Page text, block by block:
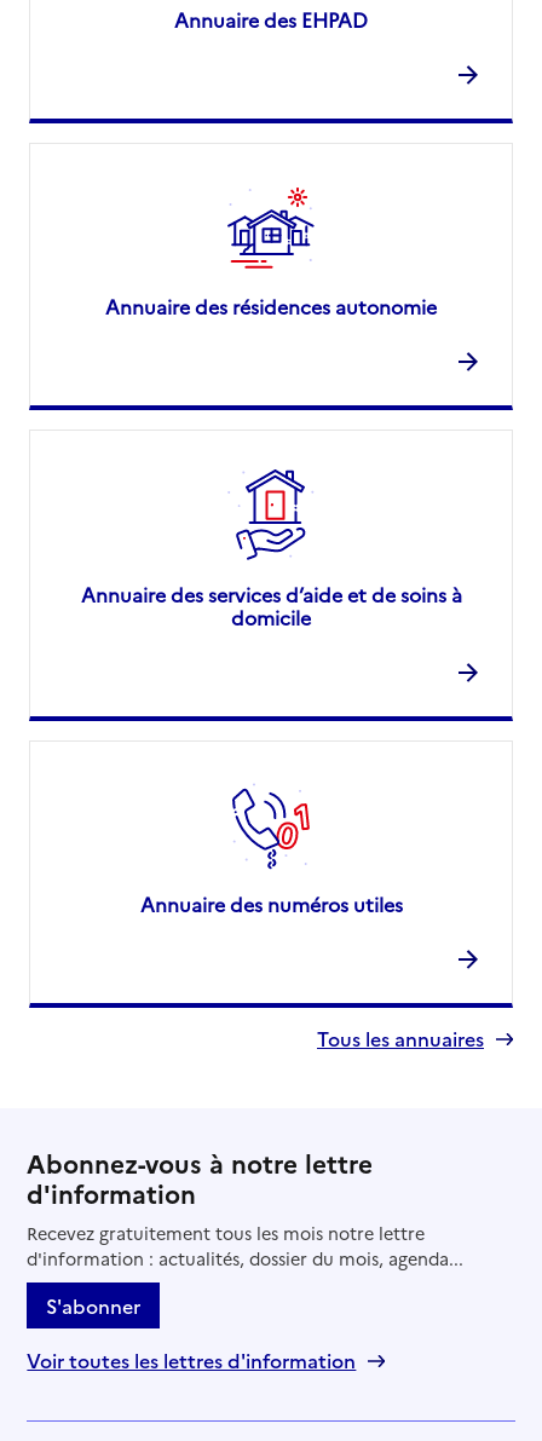
Annuaire des EHPAD
Annuaire des résidences autonomie
Annuaire des services d’aide et de soins à
domicile
Annuaire des numéros utiles
Tous les annuaires
Abonnez-vous à notre lettre
d'information
Recevez gratuitement tous les mois notre lettre
d'information : actualités, dossier du mois, agenda...
S'abonner
Voir toutes les lettres d'information